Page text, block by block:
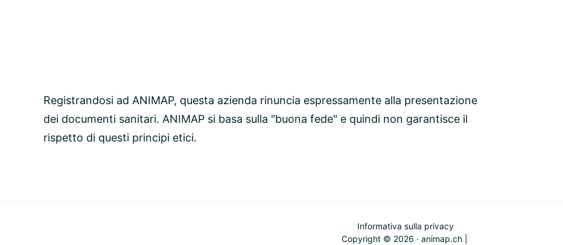
Registrandosi ad ANIMAP, questa azienda rinuncia espressamente alla presentazione
dei documenti sanitari. ANIMAP si basa sulla "buona fede" e quindi non garantisce il
rispetto di questi principi etici.
Informativa sulla privacy
Copyright © 2026 · animap.ch |